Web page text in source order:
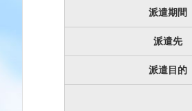
派遣期間
派遣先
派遣目的